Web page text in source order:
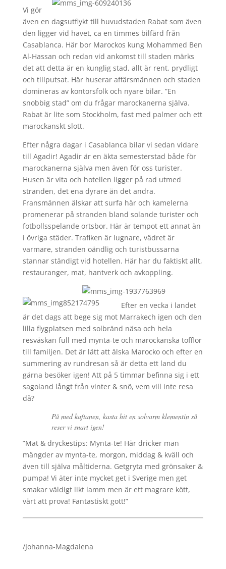
Vi gör
även en dagsutflykt till huvudstaden Rabat som även
den ligger vid havet, ca en timmes bilfärd från
Casablanca. Här bor Marockos kung Mohammed Ben
Al-Hassan och redan vid ankomst till staden märks
det att detta är en kunglig stad, allt är rent, prydligt
och tillputsat. Här huserar affärsmännen och staden
domineras av kontorsfolk och nyare bilar. ”En
snobbig stad” om du frågar marockanerna själva.
Rabat är lite som Stockholm, fast med palmer och ett
marockanskt slott.
Efter några dagar i Casablanca bilar vi sedan vidare
till Agadir! Agadir är en äkta semesterstad både för
marockanerna själva men även för oss turister.
Husen är vita och hotellen ligger på rad utmed
stranden, det ena dyrare än det andra.
Fransmännen älskar att surfa här och kamelerna
promenerar på stranden bland solande turister och
fotbollsspelande ortsbor. Här är tempot ett annat än
i övriga städer. Trafiken är lugnare, vädret är
varmare, stranden oändlig och turistbussarna
stannar ständigt vid hotellen. Här har du faktiskt allt,
restauranger, mat, hantverk och avkoppling.
Efter en vecka i landet
är det dags att bege sig mot Marrakech igen och den
lilla flygplatsen med solbränd näsa och hela
resväskan full med mynta-te och marockanska tofflor
till familjen. Det är lätt att älska Marocko och efter en
summering av rundresan så är detta ett land du
gärna besöker igen! Att på 5 timmar befinna sig i ett
sagoland långt från vinter & snö, vem vill inte resa
då?
På med kaftanen, kasta hit en solvarm klementin så
reser vi snart igen!
”Mat & dryckestips: Mynta-te! Här dricker man
mängder av mynta-te, morgon, middag & kväll och
även till själva måltiderna. Getgryta med grönsaker &
pumpa! Vi äter inte mycket get i Sverige men get
smakar väldigt likt lamm men är ett magrare kött,
värt att prova! Fantastiskt gott!”
/Johanna-Magdalena